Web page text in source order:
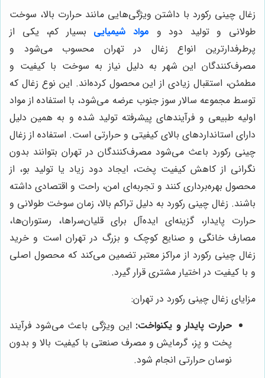
زغال چینی رکورد با داشتن ویژگی‌هایی مانند حرارت بالا، سوخت
طولانی و تولید دود و مواد شیمیایی بسیار کم، یکی از
پرطرفدارترین انواع زغال در تهران محسوب می‌شود و
مصرف‌کنندگان این شهر به دلیل نیاز به سوخت با کیفیت و
مطمئن، استقبال زیادی از این محصول کرده‌اند. این نوع زغال که
توسط مجموعه سالار سوز جنوب عرضه می‌شود، با استفاده از مواد
اولیه طبیعی و فرآیندهای پیشرفته تولید شده و به همین دلیل
دارای استانداردهای بالای کیفیتی و حرارتی است. استفاده از زغال
چینی رکورد باعث می‌شود مصرف‌کنندگان در تهران بتوانند بدون
نگرانی از کاهش کیفیت پخت، ایجاد دود زیاد یا تولید بو، از
محصول بهره‌برداری کنند و تجربه‌ای امن، راحت و اقتصادی داشته
باشند. زغال چینی رکورد به دلیل تراکم بالا، زمان سوخت طولانی و
حرارت پایدار، گزینه‌ای ایده‌آل برای قلیان‌سراها، رستوران‌ها،
مصارف خانگی و صنایع کوچک و بزرگ در تهران است و خرید
زغال چینی رکورد از مراکز معتبر تضمین می‌کند که محصول اصلی
و با کیفیت در اختیار مشتری قرار گیرد.
مزایای زغال چینی رکورد در تهران:
حرارت پایدار و یکنواخت: این ویژگی باعث می‌شود فرآیند
پخت و پز، گرمایش و مصرف صنعتی با کیفیت بالا و بدون
نوسان حرارتی انجام شود.